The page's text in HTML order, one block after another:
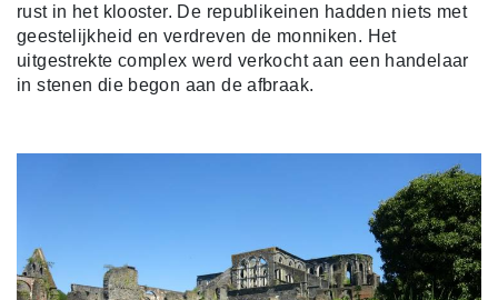
rust in het klooster. De republikeinen hadden niets met
geestelijkheid en verdreven de monniken. Het
uitgestrekte complex werd verkocht aan een handelaar
in stenen die begon aan de afbraak.